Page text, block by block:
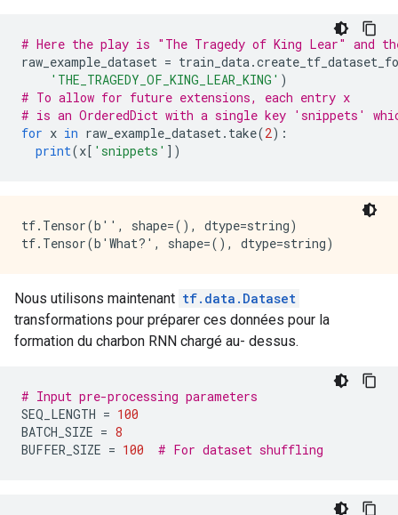
# Here the play is "The Tragedy of King Lear" and
raw_example_dataset = train_data.
'THE_TRAGEDY_OF_KING_LEAR_KING' )
# To allow for future extensions, each entry x
# is an OrderedDict with a single key 'snippets'
for x in raw_example_dataset. take(2):
print(x[ 'snippets' ])
tf.Tensor(b'', shape=(), dtype=string)
Nous utilisons maintenant tf.data.Dataset
transformations pour préparer ces données pour la
formation du charbon RNN chargé au- dessus.
# Input pre-processing parameters
SEQ_LENGTH = 100
BATCH_SIZE = 8
BUFFER_SIZE = 100 # For dataset shuffling